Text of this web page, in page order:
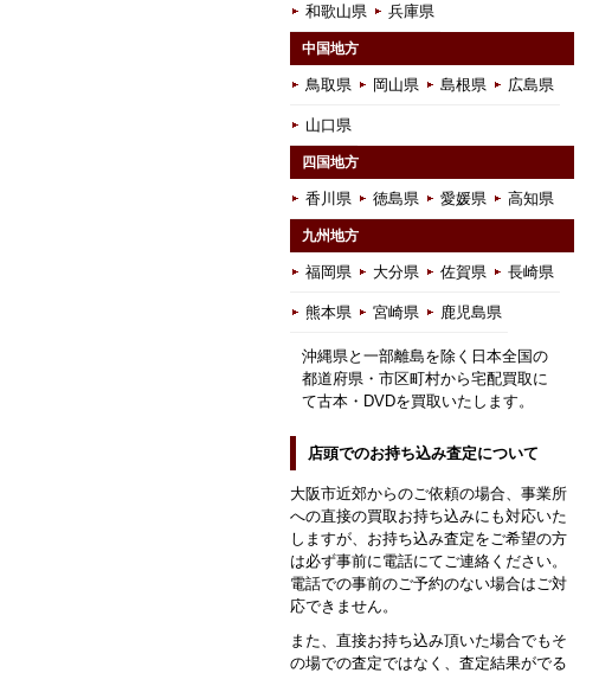
和歌山県 兵庫県
中国地方
鳥取県 岡山県 島根県 広島県
山口県
四国地方
香川県 徳島県 愛媛県 高知県
九州地方
福岡県 大分県 佐賀県 長崎県
熊本県 宮崎県 鹿児島県
沖縄県と一部離島を除く日本全国の
都道府県・市区町村から宅配買取に
て古本・DVDを買取いたします。
店頭でのお持ち込み査定について
大阪市近郊からのご依頼の場合、事業所
への直接の買取お持ち込みにも対応いた
しますが、お持ち込み査定をご希望の方
は必ず事前に電話にてご連絡ください。
電話での事前のご予約のない場合はご対
応できません。
また、直接お持ち込み頂いた場合でもそ
の場での査定ではなく、査定結果がでる